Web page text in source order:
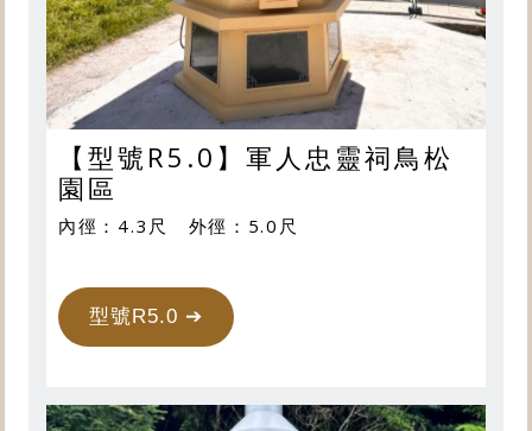
【型號R5.0】軍人忠靈祠鳥松
園區
內徑：4.3尺 外徑：5.0尺
型號R5.0 ➔